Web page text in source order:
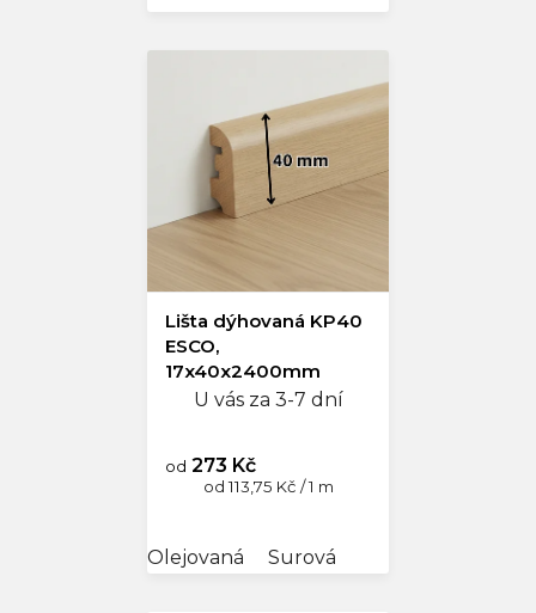
Lišta dýhovaná KP40
ESCO,
17x40x2400mm
U vás za 3-7 dní
od 273 Kč
Měrná
od 113,75 Kč / 1 m
Olejovaná Surová